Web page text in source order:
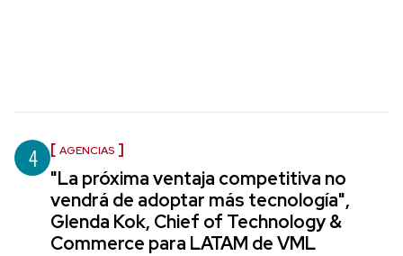
4 AGENCIAS
"La próxima ventaja competitiva no
vendrá de adoptar más tecnología",
Glenda Kok, Chief of Technology &
Commerce para LATAM de VML